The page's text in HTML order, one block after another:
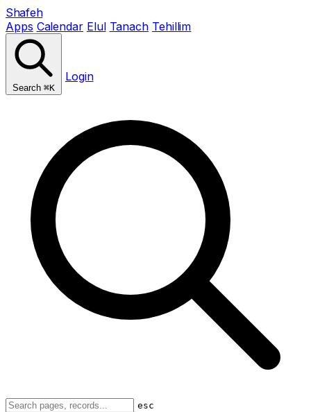
Shafeh
Apps Calendar Elul Tanach Tehillim
Search ⌘K
Login
esc